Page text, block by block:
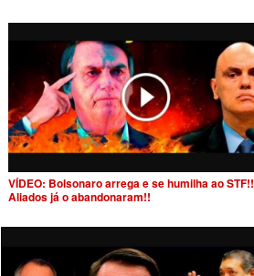
VÍDEO: Bolsonaro arrega e se humilha ao STF!!
Aliados já o abandonaram!!